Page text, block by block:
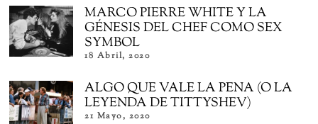
MARCO PIERRE WHITE Y LA
GÉNESIS DEL CHEF COMO SEX
SYMBOL
18 Abril, 2020
ALGO QUE VALE LA PENA (O LA
LEYENDA DE TITTYSHEV)
21 Mayo, 2020